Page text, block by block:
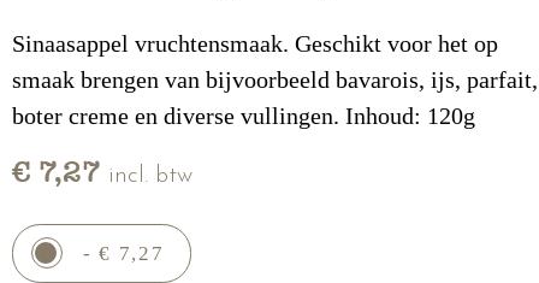
Sinaasappel vruchtensmaak. Geschikt voor het op
smaak brengen van bijvoorbeeld bavarois, ijs, parfait,
boter creme en diverse vullingen. Inhoud: 120g
€ 7,27 incl. btw
- € 7,27